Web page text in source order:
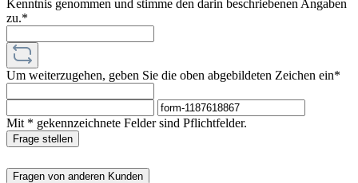
Kenntnis genommen und stimme den darin beschriebenen Angaben
zu.*
Um weiterzugehen, geben Sie die oben abgebildeten Zeichen ein*
Mit * gekennzeichnete Felder sind Pflichtfelder.
Frage stellen
Fragen von anderen Kunden